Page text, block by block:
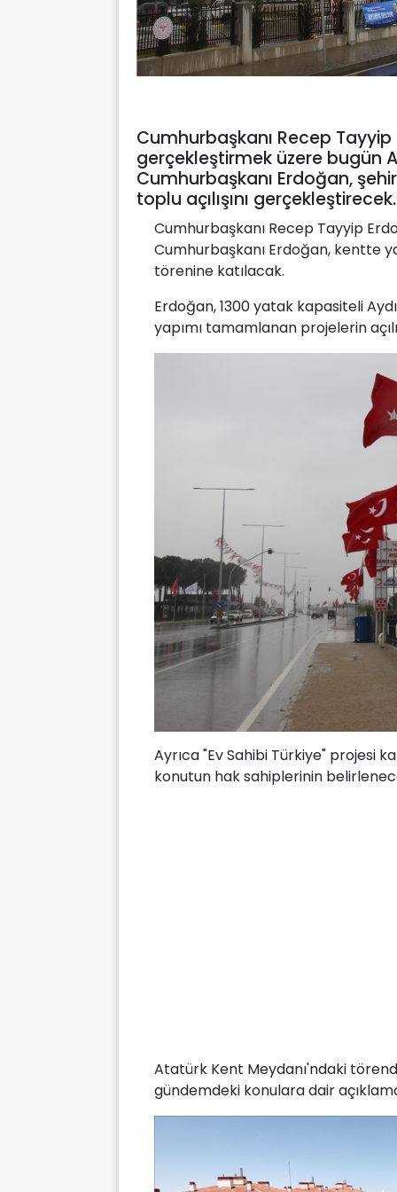
Cumhurbaşkanı Recep Tayyip
gerçekleştirmek üzere bugün
Cumhurbaşkanı Erdoğan,
toplu açılışını gerçekleştirecek.
Cumhurbaşkanı Recep Tayyip
Cumhurbaşkanı Erdoğan, kentte
törenine katılacak.
Erdoğan, 1300 yatak kapasiteli
yapımı tamamlanan projelerin
Ayrıca "Ev Sahibi Türkiye" projesi
konutun hak sahiplerinin
Atatürk Kent Meydanı'ndaki
gündemdeki konulara dair